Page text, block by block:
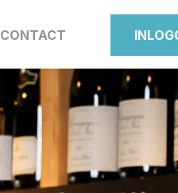
CONTACT